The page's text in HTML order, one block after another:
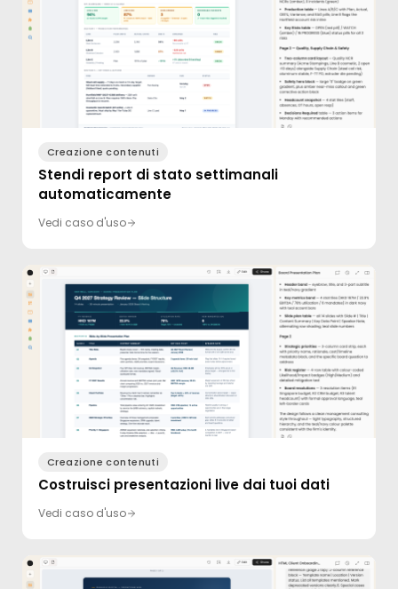
Creazione contenuti
Stendi report di stato settimanali
automaticamente
Vedi caso d'uso
Creazione contenuti
Costruisci presentazioni live dai tuoi dati
Vedi caso d'uso